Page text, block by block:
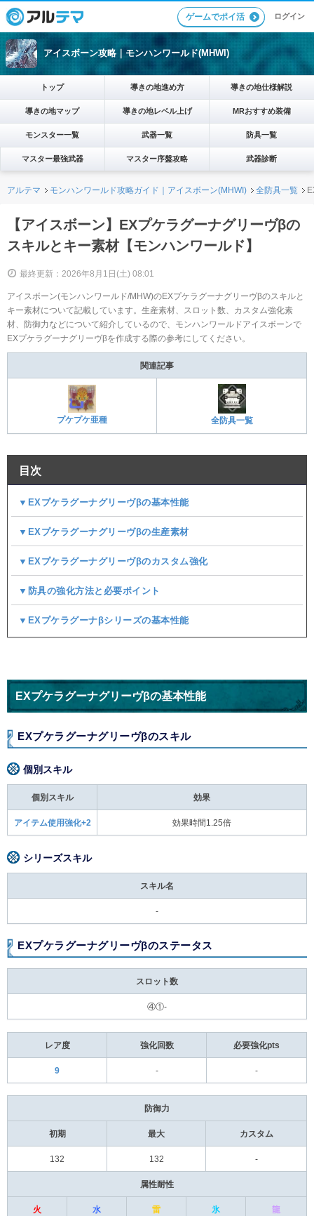
ゲームでポイ活 ログイン
アイスボーン攻略｜モンハンワールド(MHWI)
トップ 導きの地進め方 導きの地仕様解説
導きの地マップ 導きの地レベル上げ MRおすすめ装備
モンスター一覧 武器一覧 防具一覧
マスター最強武器 マスター序盤攻略 武器診断
アルテマ モンハンワールド攻略ガイド｜アイスボーン(MHWI) 全防具一覧
【アイスボーン】EXプケラグーナグリーヴβの
スキルとキー素材【モンハンワールド】
最終更新：2026年8月1日(土) 08:01
アイスボーン(モンハンワールド/MHW)のEXプケラグーナグリーヴβのスキルと
キー素材について記載しています。生産素材、スロット数、カスタム強化素
材、防御力などについて紹介しているので、モンハンワールドアイスボーンで
EXプケラグーナグリーヴβを作成する際の参考にしてください。
関連記事
プケプケ亜種 全防具一覧
目次
▼EXプケラグーナグリーヴβの基本性能
▼EXプケラグーナグリーヴβの生産素材
▼EXプケラグーナグリーヴβのカスタム強化
▼防具の強化方法と必要ポイント
▼EXプケラグーナβシリーズの基本性能
EXプケラグーナグリーヴβの基本性能
EXプケラグーナグリーヴβのスキル
個別スキル
個別スキル 効果
アイテム使用強化+2 効果時間1.25倍
シリーズスキル
スキル名
-
EXプケラグーナグリーヴβのステータス
スロット数
④①-
レア度 強化回数 必要強化pts
9 - -
防御力
初期 最大 カスタム
132 132 -
属性耐性
火 水 雷 氷 龍